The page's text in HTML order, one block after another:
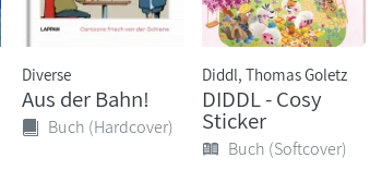
Diverse
Aus der Bahn!
Buch (Hardcover)
Diddl, Thomas Goletz
DIDDL - Cosy
Sticker
Buch (Softcover)